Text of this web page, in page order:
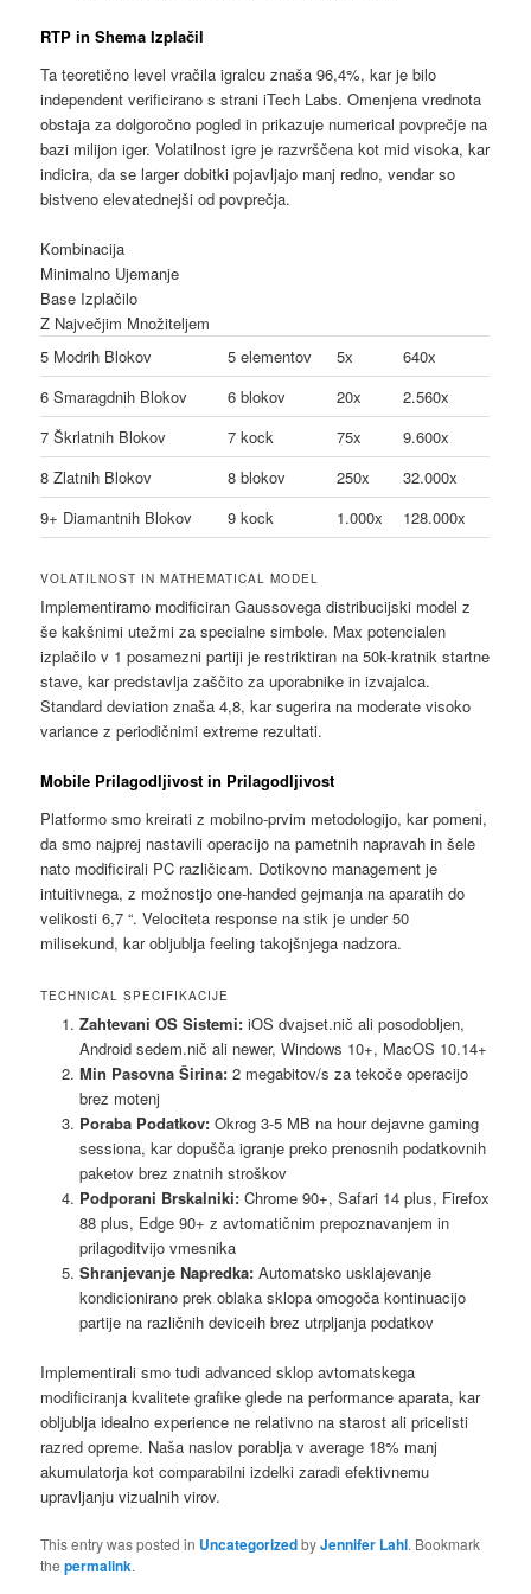
RTP in Shema Izplačil
Ta teoretično level vračila igralcu znaša 96,4%, kar je bilo
independent verificirano s strani iTech Labs. Omenjena vrednota
obstaja za dolgoročno pogled in prikazuje numerical povprečje na
bazi milijon iger. Volatilnost igre je razvrščena kot mid visoka, kar
indicira, da se larger dobitki pojavljajo manj redno, vendar so
bistveno elevatednejši od povprečja.
Kombinacija
Minimalno Ujemanje
Base Izplačilo
Z Največjim Množiteljem
5 Modrih Blokov
5 elementov 5x
640x
6 Smaragdnih Blokov
6 blokov 20x
2.560x
7 Škrlatnih Blokov
7 kock 75x
9.600x
8 Zlatnih Blokov
8 blokov 250x
32.000x
9+ Diamantnih Blokov
9 kock 1.000x 128.000x
VOLATILNOST IN MATHEMATICAL MODEL
Implementiramo modificiran Gaussovega distribucijski model z
še kakšnimi utežmi za specialne simbole. Max potencialen
izplačilo v 1 posamezni partiji je restriktiran na 50k-kratnik startne
stave, kar predstavlja zaščito za uporabnike in izvajalca.
Standard deviation znaša 4,8, kar sugerira na moderate visoko
variance z periodičnimi extreme rezultati.
Mobile Prilagodljivost in Prilagodljivost
Platformo smo kreirati z mobilno-prvim metodologijo, kar pomeni,
da smo najprej nastavili operacijo na pametnih napravah in šele
nato modificirali PC različicam. Dotikovno management je
intuitivnega, z možnostjo one-handed gejmanja na aparatih do
velikosti 6,7 “. Velociteta response na stik je under 50
milisekund, kar obljublja feeling takojšnjega nadzora.
TECHNICAL SPECIFIKACIJE
Zahtevani OS Sistemi:iOS dvajset.nič ali posodobljen,
Android sedem.nič ali newer, Windows 10+, MacOS 10.14+
Min Pasovna Širina:2 megabitov/s za tekoče operacijo
brez motenj
Poraba Podatkov:Okrog 3-5 MB na hour dejavne gaming
sessiona, kar dopušča igranje preko prenosnih podatkovnih
paketov brez znatnih stroškov
Podporani Brskalniki:Chrome 90+, Safari 14 plus, Firefox
88 plus, Edge 90+ z avtomatičnim prepoznavanjem in
prilagoditvijo vmesnika
Shranjevanje Napredka:Automatsko usklajevanje
kondicionirano prek oblaka sklopa omogoča kontinuacijo
partije na različnih deviceih brez utrpljanja podatkov
Implementirali smo tudi advanced sklop avtomatskega
modificiranja kvalitete grafike glede na performance aparata, kar
obljublja idealno experience ne relativno na starost ali pricelisti
razred opreme. Naša naslov porablja v average 18% manj
akumulatorja kot comparabilni izdelki zaradi efektivnemu
upravljanju vizualnih virov.
This entry was posted in UncategorizedbyJennifer Lahl. Bookmark
thepermalink.